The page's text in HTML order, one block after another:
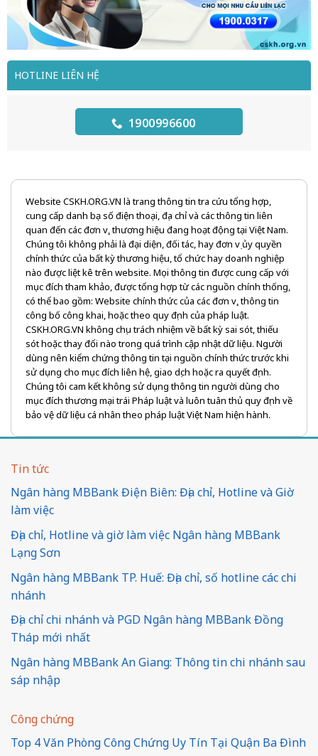
HOTLINE LIÊN HỆ
1900996600
Website CSKH.ORG.VN là trang thông tin tra cứu tổng hợp,
cung cấp danh bạ số điện thoại, địa chỉ và các thông tin liên
quan đến các đơn vị, thương hiệu đang hoạt động tại Việt Nam.
Chúng tôi không phải là đại diện, đối tác, hay đơn vị ủy quyền
chính thức của bất kỳ thương hiệu, tổ chức hay doanh nghiệp
nào được liệt kê trên website. Mọi thông tin được cung cấp với
mục đích tham khảo, được tổng hợp từ các nguồn chính thống,
có thể bao gồm: Website chính thức của các đơn vị, thông tin
công bố công khai, hoặc theo quy định của pháp luật.
CSKH.ORG.VN không chịu trách nhiệm về bất kỳ sai sót, thiếu
sót hoặc thay đổi nào trong quá trình cập nhật dữ liệu. Người
dùng nên kiểm chứng thông tin tại nguồn chính thức trước khi
sử dụng cho mục đích liên hệ, giao dịch hoặc ra quyết định.
Chúng tôi cam kết không sử dụng thông tin người dùng cho
mục đích thương mại trái Pháp luật và luôn tuân thủ quy định về
bảo vệ dữ liệu cá nhân theo pháp luật Việt Nam hiện hành.
Tin tức
Ngân hàng MBBank Điện Biên: Địa chỉ, Hotline và Giờ
làm việc
Địa chỉ, Hotline và giờ làm việc Ngân hàng MBBank
Lạng Sơn
Ngân hàng MBBank TP. Huế: Địa chỉ, số hotline các chi
nhánh
Địa chỉ chi nhánh và PGD Ngân hàng MBBank Đồng
Tháp mới nhất
Ngân hàng MBBank An Giang: Thông tin chi nhánh sau
sáp nhập
Công chứng
Top 4 Văn Phòng Công Chứng Uy Tín Tại Quận Ba Đình